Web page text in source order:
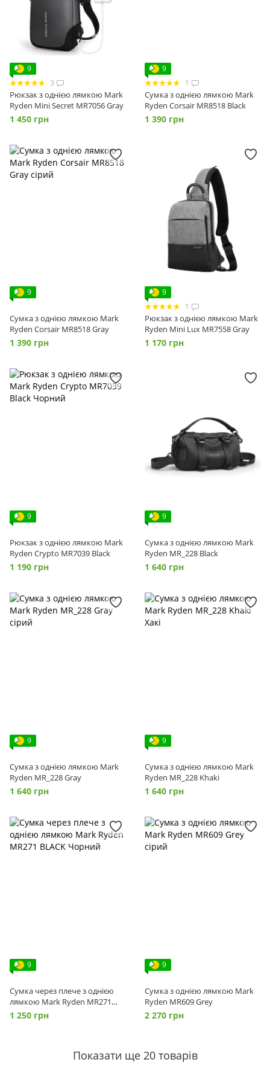
9
3
Рюкзак з однією лямкою Mark
Ryden Mini Secret MR7056 Gray
1 450 грн
9
1
Сумка з однією лямкою Mark
Ryden Corsair MR8518 Black
1 390 грн
9
Сумка з однією лямкою Mark
Ryden Corsair MR8518 Gray
1 390 грн
9
1
Рюкзак з однією лямкою Mark
Ryden Mini Lux MR7558 Gray
1 170 грн
9
Рюкзак з однією лямкою Mark
Ryden Crypto MR7039 Black
1 190 грн
9
Сумка з однією лямкою Mark
Ryden MR_228 Black
1 640 грн
9
Сумка з однією лямкою Mark
Ryden MR_228 Gray
1 640 грн
9
Сумка з однією лямкою Mark
Ryden MR_228 Khaki
1 640 грн
9
Сумка через плече з однією
лямкою Mark Ryden MR271
BLACK
1 250 грн
9
Сумка з однією лямкою Mark
Ryden MR609 Grey
2 270 грн
Показати ще 20 товарів